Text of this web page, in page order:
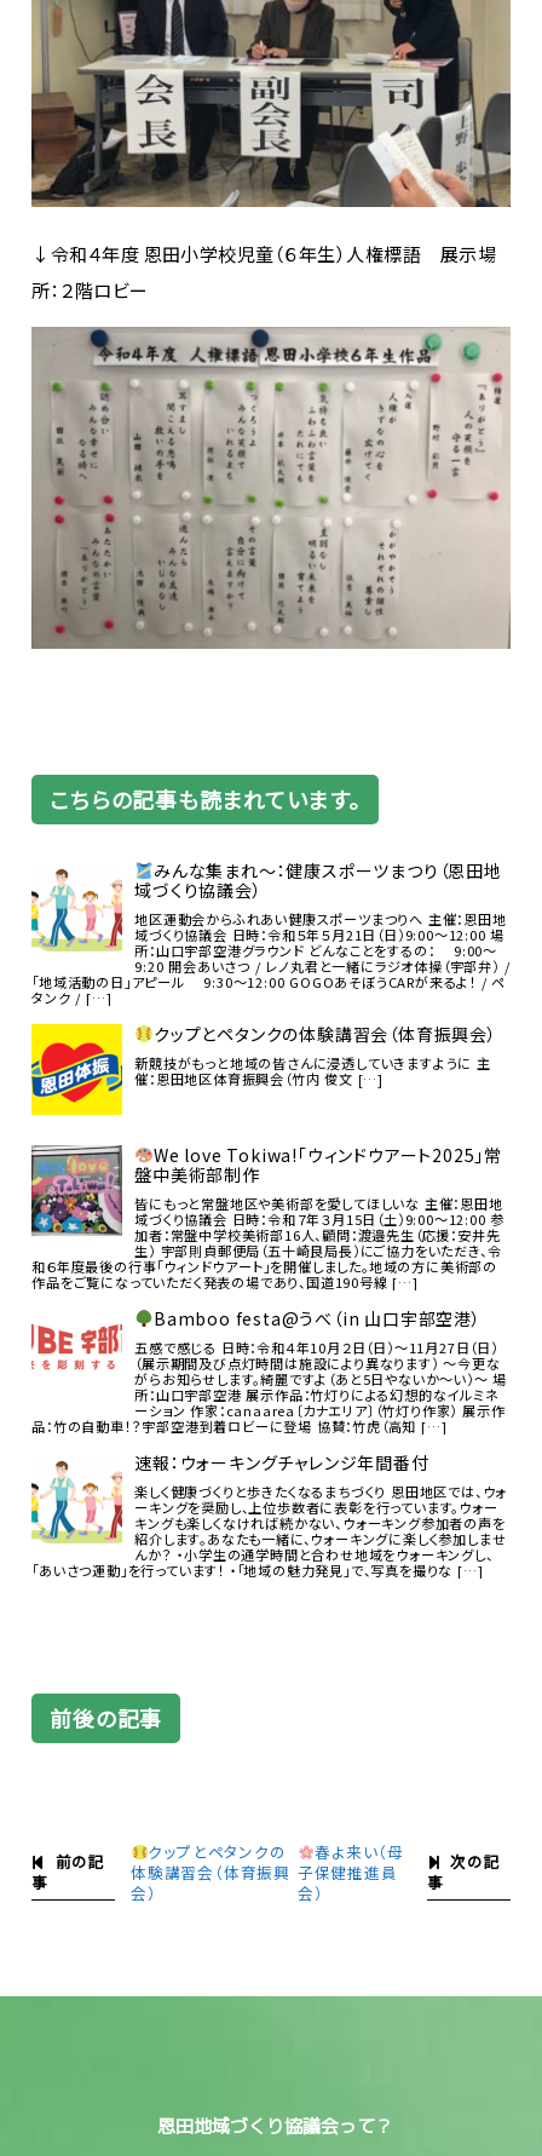
↓令和４年度 恩田小学校児童（６年生）人権標語 展示場
所：２階ロビー
こちらの記事も読まれています。
みんな集まれ～：健康スポーツまつり（恩田地
域づくり協議会）
地区運動会からふれあい健康スポーツまつりへ 主催：恩田地
域づくり協議会 日時：令和５年５月21日（日）9:00～12:00 場
所：山口宇部空港グラウンド どんなことをするの： 9:00～
9:20 開会あいさつ / レノ丸君と一緒にラジオ体操（宇部弁） /
「地域活動の日」アピール 9:30～12:00 GOGOあそぼうCARが来るよ！ / ペ
タンク / […]
クップとペタンクの体験講習会（体育振興会）
新競技がもっと地域の皆さんに浸透していきますように 主
催：恩田地区体育振興会（竹内 俊文 […]
We love Tokiwa!「ウィンドウアート2025」常
盤中美術部制作
皆にもっと常盤地区や美術部を愛してほしいな 主催：恩田地
域づくり協議会 日時：令和７年３月15日（土）9:00～12:00 参
加者：常盤中学校美術部16人、顧問：渡邉先生（応援：安井先
生） 宇部則貞郵便局（五十崎良局長）にご協力をいただき、令
和６年度最後の行事「ウィンドウアート」を開催しました。地域の方に美術部の
作品をご覧になっていただく発表の場であり、国道190号線 […]
Bamboo festa@うべ（in 山口宇部空港）
五感で感じる 日時：令和４年10月２日（日）～11月27日（日）
（展示期間及び点灯時間は施設により異なります） ～今更な
がらお知らせします。綺麗ですよ（あと5日やないか～い）～ 場
所：山口宇部空港 展示作品：竹灯りによる幻想的なイルミネ
ーション 作家：canaarea〔カナエリア〕（竹灯り作家） 展示作
品：竹の自動車！？宇部空港到着ロビーに登場 協賛：竹虎（高知 […]
速報：ウォーキングチャレンジ年間番付
楽しく健康づくりと歩きたくなるまちづくり 恩田地区では、ウォ
ーキングを奨励し、上位歩数者に表彰を行っています。ウォー
キングも楽しくなければ続かない、ウォーキング参加者の声を
紹介します。あなたも一緒に、ウォーキングに楽しく参加しませ
んか？ ・小学生の通学時間と合わせ地域をウォーキングし、
「あいさつ運動」を行っています！ ・「地域の魅力発見」で、写真を撮りな […]
前後の記事
前の記
事
クップとペタンクの
体験講習会（体育振興
会）
次の記
事
春よ来い（母
子保健推進員
会）
恩田地域づくり協議会って？